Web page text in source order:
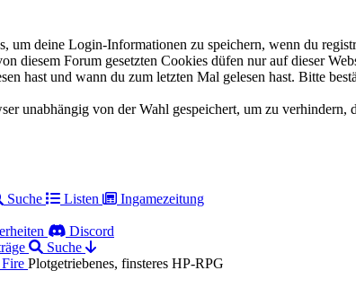
um deine Login-Informationen zu speichern, wenn du
diesem Forum gesetzten Cookies düfen nur auf dieser
hast und wann du zum letzten Mal gelesen hast. Bitte
unabhängig von der Wahl gespeichert, um zu
Suche Listen
Ingamezeitung
Discord
Suche
Fire Plotgetriebenes, finsteres HP-RPG